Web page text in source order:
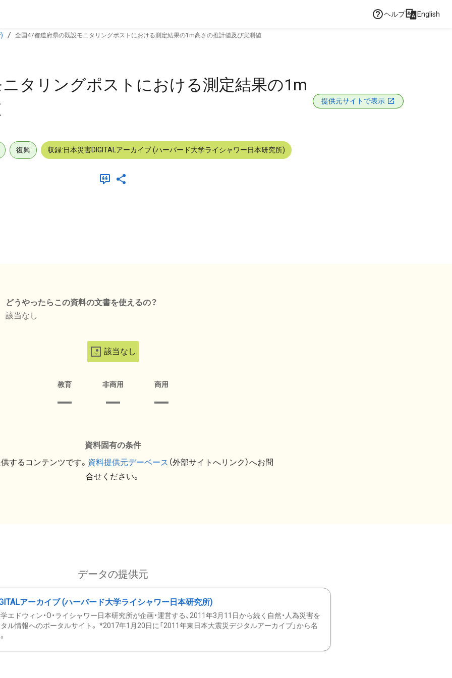
ヘルプ English
全国47都道府県の既設モニタリングポストにおける測定結果の1m高さの推計値及び実測値
タリングポストにおける測定結果の1m
提供元サイトで表示
復興 収録:日本災害DIGITALアーカイブ (ハーバード大学ライシャワー日本研究所)
どうやったらこの資料の文書を使えるの？
該当なし
該当なし
教育 非商用 商用
資料固有の条件
するコンテンツです。 資料提供元デーベース （外部サイトへリンク）へお問
合せください。
データの提供元
アーカイブ (ハーバード大学ライシャワー日本研究所)
エドウィン・O・ライシャワー日本研究所が企画・運営する、2011年3月11日から続く自然・人為災害を
ル情報へのポータルサイト。 *2017年1月20日に「2011年東日本大震災デジタルアーカイブ」から名